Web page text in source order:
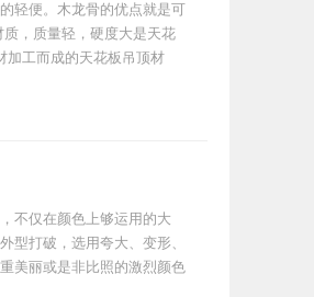
轻便。木龙骨的优点就是可
，质量轻，硬度大是天花
加工而成的天花板吊顶材
不仅在颜色上够运用的大
型打破，选用夸大、变形、
美丽或是非比照的激烈颜色